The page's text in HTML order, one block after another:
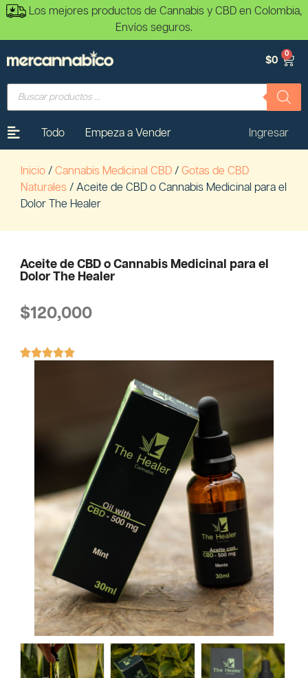
Los mejores productos de Cannabis y CBD en Colombia,
Envíos seguros.
$0
0
Todo Empeza a Vender Ingresar
Inicio / Cannabis Medicinal CBD / Gotas de CBD
Naturales / Aceite de CBD o Cannabis Medicinal para el
Dolor The Healer
Aceite de CBD o Cannabis Medicinal para el
Dolor The Healer
$120,000
